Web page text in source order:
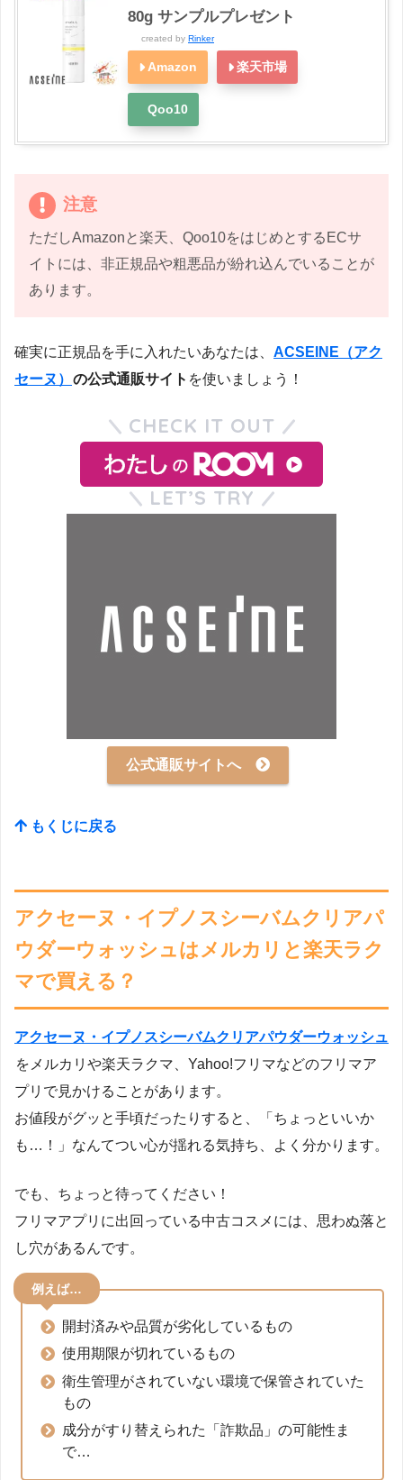
80g サンプルプレゼント
created by Rinker
Amazon 楽天市場
Qoo10
注意
ただしAmazonと楽天、Qoo10をはじめとするECサ
イトには、非正規品や粗悪品が紛れ込んでいることが
あります。
確実に正規品を手に入れたいあなたは、 ACSEINE（アク
セーヌ） の公式通販サイト を使いましょう！
CHECK IT OUT
LET’S TRY
公式通販サイトへ
もくじに戻る
アクセーヌ・イプノスシーバムクリアパ
ウダーウォッシュはメルカリと楽天ラク
マで買える？
アクセーヌ・イプノスシーバムクリアパウダーウォッシュ
をメルカリや楽天ラクマ、Yahoo!フリマなどのフリマア
プリで見かけることがあります。
お値段がグッと手頃だったりすると、「ちょっといいか
も…！」なんてつい心が揺れる気持ち、よく分かります。
でも、ちょっと待ってください！
フリマアプリに出回っている中古コスメには、思わぬ落と
し穴があるんです。
例えば…
開封済みや品質が劣化しているもの
使用期限が切れているもの
衛生管理がされていない環境で保管されていた
もの
成分がすり替えられた「詐欺品」の可能性ま
で…